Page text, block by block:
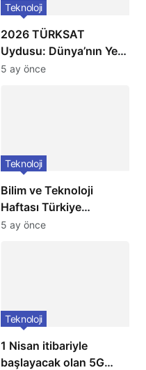
2026 TÜRKSAT
Uydusu: Dünya’nın Yeni
Gözbebeği!
Teknoloji
5 ay önce
Bilim ve Teknoloji
Haftası Türkiye
genelinde büyük bir
Teknoloji
5 ay önce
1 Nisan itibariyle
başlayacak olan 5G
Teknoloji